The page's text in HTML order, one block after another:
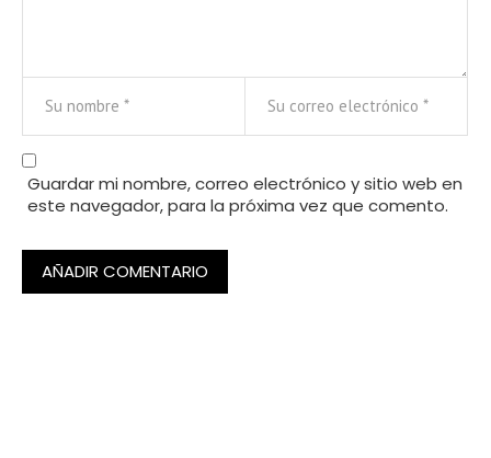
Guardar mi nombre, correo electrónico y sitio web en
este navegador, para la próxima vez que comento.